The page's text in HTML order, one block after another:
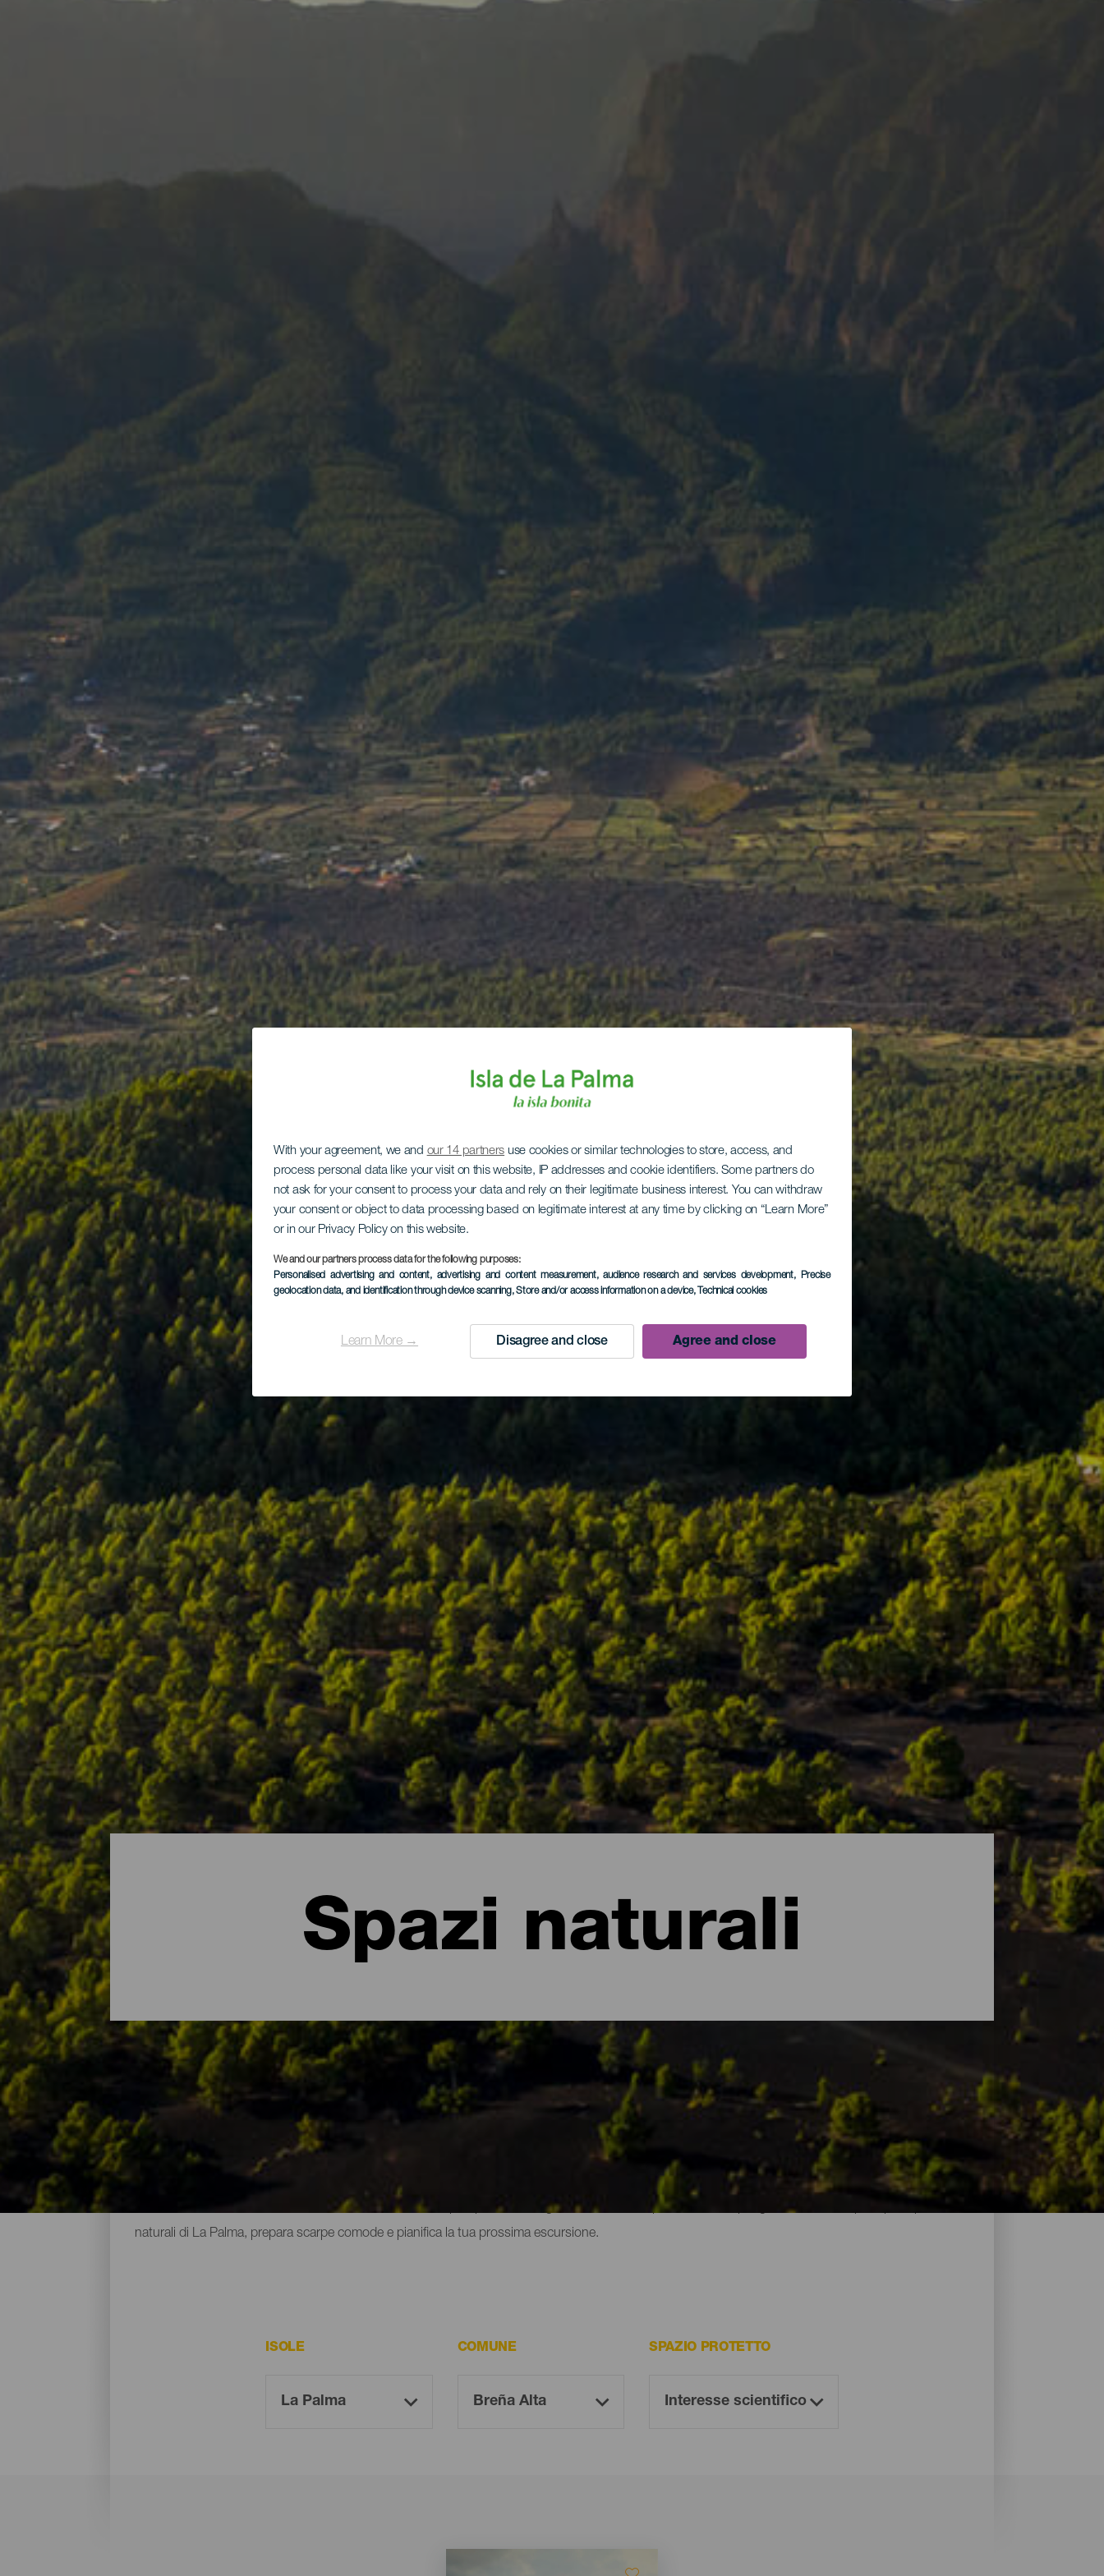
With your agreement, we and our 14 partners use cookies or similar technologies to store, access, and
process personal data like your visit on this website, IP addresses and cookie identifiers. Some partners do
not ask for your consent to process your data and rely on their legitimate business interest. You can withdraw
your consent or object to data processing based on legitimate interest at any time by clicking on “Learn More”
or in our Privacy Policy on this website.
We and our partners process data for the following purposes:
Personalised advertising and content, advertising and content measurement, audience research and services development, Precise
geolocation data, and identification through device scanning, Store and/or access information on a device, Technical cookies
Learn More → Disagree and close Agree and close
Spazi naturali
Le principali aree naturali di La Palma
Se c'è una cosa che caratterizza l'Isla Bonita è la sua natura esuberante, ricca di contrasti e sfumature. Dichiarata dall'UNESCO Riserva della Biosfera
nella sua interezza, La Palma ospita diversi ecosistemi che ospitano una flora e una fauna uniche. Tra gli spazi naturali che si possono ammirare
sull'isola ci sono Parchi, Riserve e Monumenti Naturali, spazi protetti e luoghi di interesse sia per i turisti che per gli scienziati. Scopri le principali aree
naturali di La Palma, prepara scarpe comode e pianifica la tua prossima escursione.
ISOLE COMUNE SPAZIO PROTETTO